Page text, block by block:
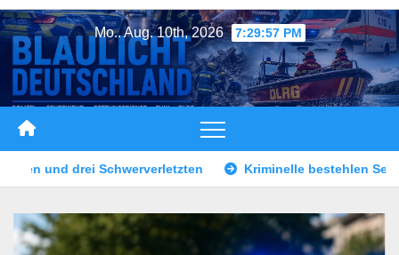
Zum
Inhalt
springen
Mo.. Aug. 10th, 2026 7:30:00 PM
Kriminelle bestehlen Seniorin – Zeugen gesucht